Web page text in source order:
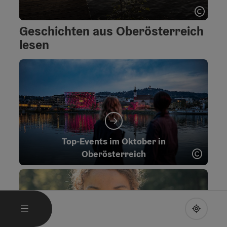
MENÜ
Sommer - Karte umdrehen
Geschichten aus Oberösterreich
lesen
Top-Events im Oktober in
Oberösterreich